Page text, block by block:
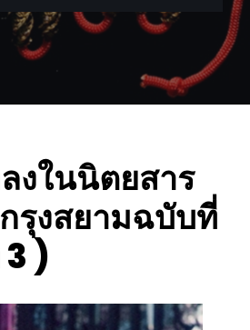
งในนิตยสาร
รุงสยามฉบับที่
)